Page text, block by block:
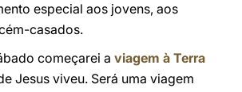
especial aos jovens, aos
casados.
começarei a viagem à Terra
Jesus viveu. Será uma viagem